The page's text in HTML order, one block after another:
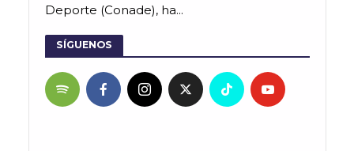
Deporte (Conade), ha...
SÍGUENOS